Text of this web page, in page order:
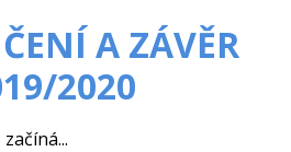
A ZÁVĚR
2020